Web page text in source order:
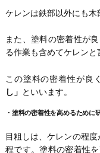
ケレンは鉄部以外にも木
また、塗料の密着性が
る作業も含めてケレンと
この塗料の密着性が良
し」 といいます。
・ 塗料の密着性を高めるために
目粗しは、ケレンの程
程です。塗料の密着性